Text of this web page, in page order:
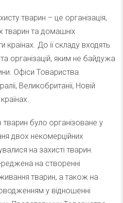
тварин – це організація,
тварин та домашніх
країнах. До її складу входять
організацій, яким не байдужа
Офіси Товариства
Великобританії, Новій
було організоване у
двох некомерційних
на захисті тварин.
на створенні
тварин, а також на
у відношенні